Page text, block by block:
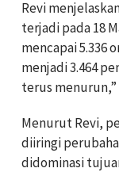
Revi
terjadi pada 18
mencapai 5.336
menjadi 3.464
terus menurun,”
Menurut Revi,
diiringi
didominasi